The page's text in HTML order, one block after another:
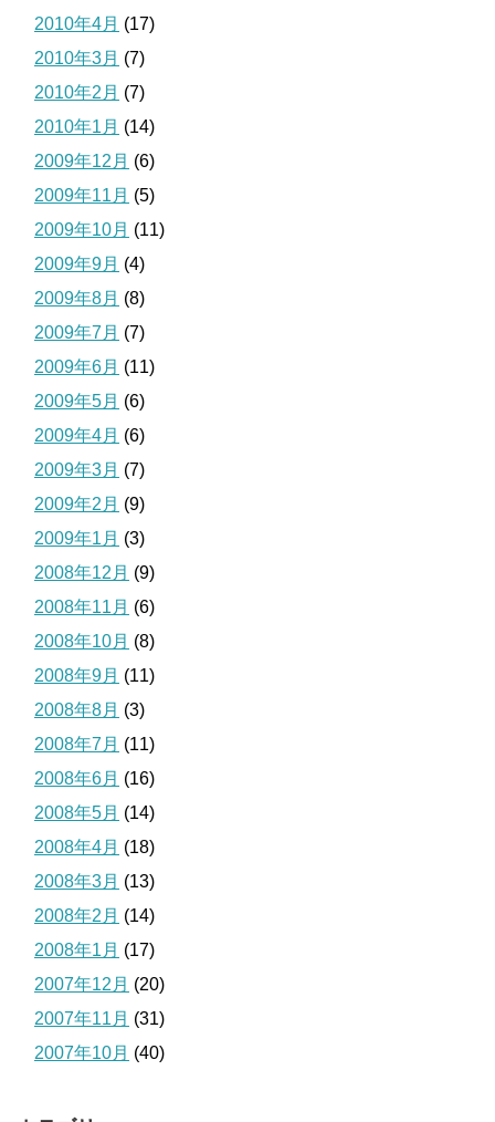
2010年4月 (17)
2010年3月 (7)
2010年2月 (7)
2010年1月 (14)
2009年12月 (6)
2009年11月 (5)
2009年10月 (11)
2009年9月 (4)
2009年8月 (8)
2009年7月 (7)
2009年6月 (11)
2009年5月 (6)
2009年4月 (6)
2009年3月 (7)
2009年2月 (9)
2009年1月 (3)
2008年12月 (9)
2008年11月 (6)
2008年10月 (8)
2008年9月 (11)
2008年8月 (3)
2008年7月 (11)
2008年6月 (16)
2008年5月 (14)
2008年4月 (18)
2008年3月 (13)
2008年2月 (14)
2008年1月 (17)
2007年12月 (20)
2007年11月 (31)
2007年10月 (40)